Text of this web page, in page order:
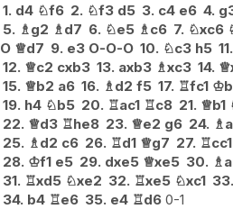
1. d4 ♘f6 2. ♘f3 d5 3. c4 e6 4.
5. ♗ g2 ♗ d7 6. ♘e5 ♗ c6 7. ♘xc6
O ♕d7 9. e3 O-O-O 10. ♘c3 h5 11.
12. ♕c2 cxb3 13. axb3 ♗xc3 14. ♕
15. ♕b2 a6 16. ♗ d2 f5 17. ♖fc1 ♔
19. h4 ♘b5 20. ♖ac1 ♖c8 21. ♕b1
22. ♕d3 ♖he8 23. ♕e2 g6 24. ♗
25. ♗ d2 c6 26. ♖d1 ♕g7 27. ♖cc1
28. ♔f1 e5 29. dxe5 ♕xe5 30. ♗
31. ♖xd5 ♘xe2 32. ♖xe5 ♘xc1 33.
34. b4 ♖e6 35. e4 ♖d6 0-1